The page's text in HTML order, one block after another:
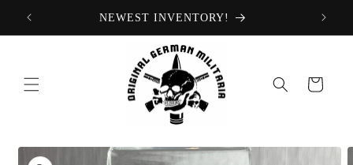
directamente
al contenido
NEWEST INVENTORY!
Carrito
directamente